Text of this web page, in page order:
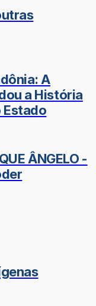
A
a História
Estado
ÂNGELO -